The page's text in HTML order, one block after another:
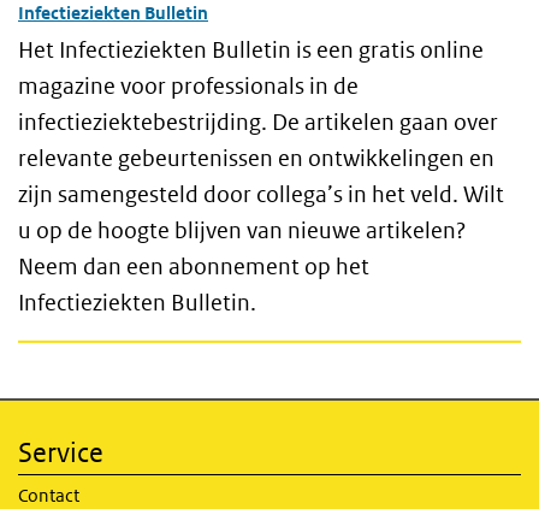
Infectieziekten Bulletin
Het Infectieziekten Bulletin is een gratis online
magazine voor professionals in de
infectieziektebestrijding. De artikelen gaan over
relevante gebeurtenissen en ontwikkelingen en
zijn samengesteld door collega’s in het veld. Wilt
u op de hoogte blijven van nieuwe artikelen?
Neem dan een abonnement op het
Infectieziekten Bulletin.
Service
Contact